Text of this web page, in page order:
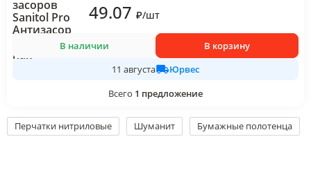
49.07 ₽/шт
В наличии
В корзину
11 августа
Юрвес
Всего 1 предложение
Перчатки нитриловые Шуманит Бумажные полотенца